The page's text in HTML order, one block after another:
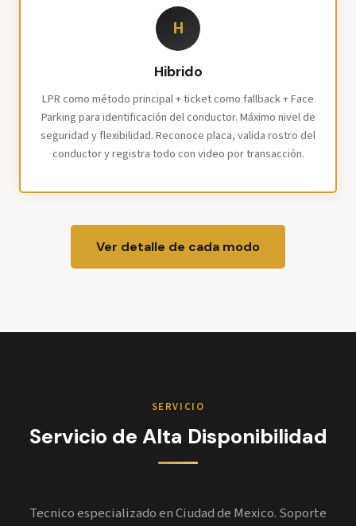
H
Hibrido
LPR como método principal + ticket como fallback + Face
Parking para identificación del conductor. Máximo nivel de
seguridad y flexibilidad. Reconoce placa, valida rostro del
conductor y registra todo con video por transacción.
Ver detalle de cada modo
SERVICIO
Servicio de Alta Disponibilidad
Tecnico especializado en Ciudad de Mexico. Soporte